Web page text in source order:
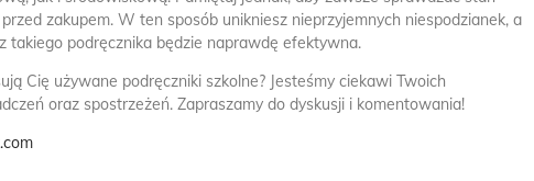
zakupem. W ten sposób unikniesz nieprzyjemnych niespodzianek, a
takiego podręcznika będzie naprawdę efektywna.
Cię używane podręczniki szkolne? Jesteśmy ciekawi Twoich
oraz spostrzeżeń. Zapraszamy do dyskusji i komentowania!